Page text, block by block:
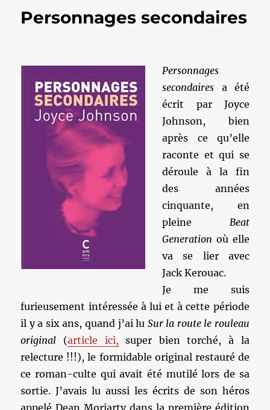
Personnages secondaires
Personnages
secondaires a été
écrit par Joyce
Johnson, bien
après ce qu’elle
raconte et qui se
déroule à la fin
des années
cinquante, en
pleine Beat
Generation où elle
va se lier avec
Jack Kerouac.
Je me suis
furieusement intéressée à lui et à cette période
il y a six ans, quand j’ai lu Sur la route le rouleau
original (article ici, super bien torché, à la
relecture !!!), le formidable original restauré de
ce roman-culte qui avait été mutilé lors de sa
sortie. J’avais lu aussi les écrits de son héros
appelé Dean Moriarty dans la première édition